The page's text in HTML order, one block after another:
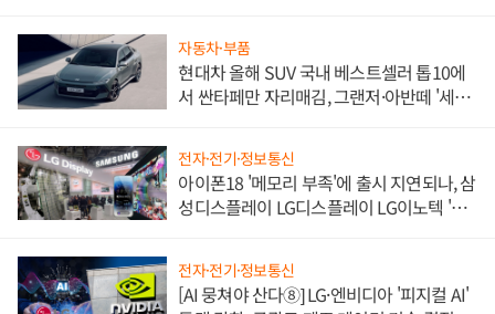
자동차·부품
현대차 올해 SUV 국내 베스트셀러 톱10에
서 싼타페만 자리매김, 그랜저·아반떼 '세단
전자·전기·정보통신
아이폰18 '메모리 부족'에 출시 지연되나, 삼
성디스플레이 LG디스플레이 LG이노텍 '탈
전자·전기·정보통신
[AI 뭉쳐야 산다⑧] LG·엔비디아 '피지컬 AI'